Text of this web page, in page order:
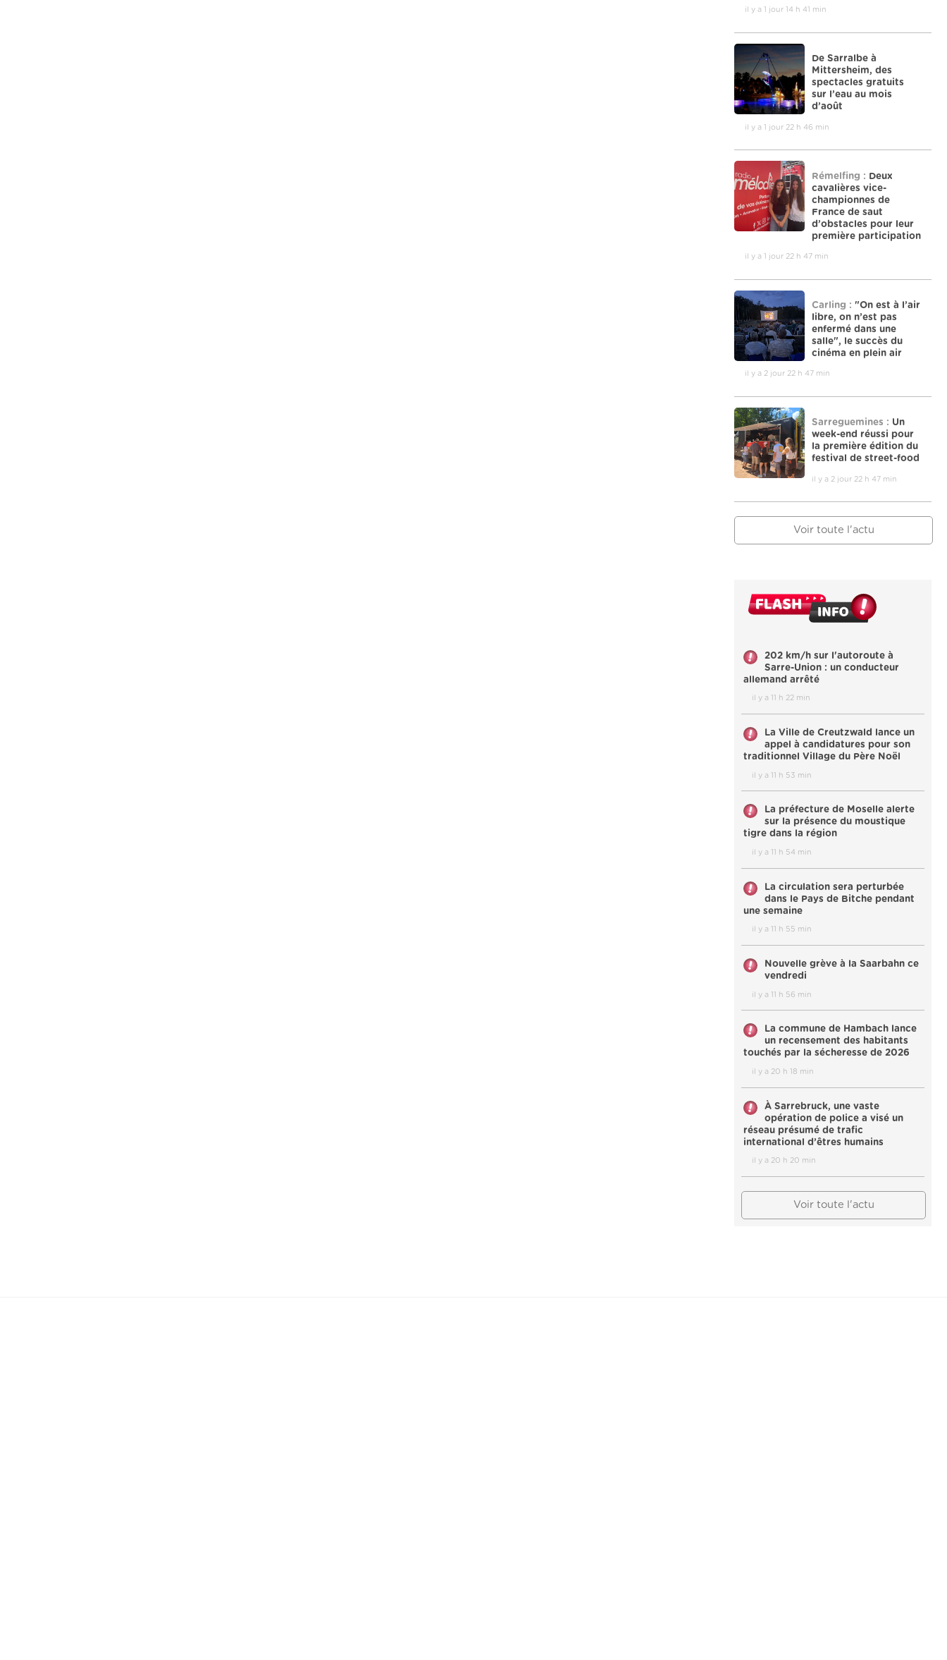
il y a 1 jour 14 h 41 min
De Sarralbe à
Mittersheim, des
spectacles gratuits
sur l’eau au mois
d’août
il y a 1 jour 22 h 46 min
Rémelfing : Deux
cavalières vice-
championnes de
France de saut
d’obstacles pour leur
première participation
il y a 1 jour 22 h 47 min
Carling : "On est à l’air
libre, on n’est pas
enfermé dans une
salle", le succès du
cinéma en plein air
il y a 2 jour 22 h 47 min
Sarreguemines : Un
week-end réussi pour
la première édition du
festival de street-food
il y a 2 jour 22 h 47 min
Voir toute l'actu
202 km/h sur l'autoroute à
Sarre-Union : un conducteur
allemand arrêté
il y a 11 h 22 min
La Ville de Creutzwald lance un
appel à candidatures pour son
traditionnel Village du Père Noël
il y a 11 h 53 min
La préfecture de Moselle alerte
sur la présence du moustique
tigre dans la région
il y a 11 h 54 min
La circulation sera perturbée
dans le Pays de Bitche pendant
une semaine
il y a 11 h 55 min
Nouvelle grève à la Saarbahn ce
vendredi
il y a 11 h 56 min
La commune de Hambach lance
un recensement des habitants
touchés par la sécheresse de 2026
il y a 20 h 18 min
À Sarrebruck, une vaste
opération de police a visé un
réseau présumé de trafic
international d’êtres humains
il y a 20 h 20 min
Voir toute l'actu